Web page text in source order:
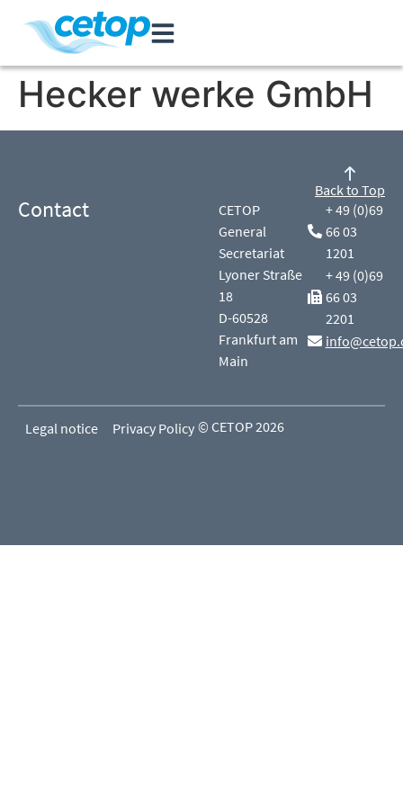
Hecker werke GmbH
Contact
CETOP
General
Secretariat
Lyoner Straße
18
D-60528
Frankfurt am
Main
+ 49 (0)69
66 03
1201
+ 49 (0)69
66 03
2201
Back to Top
Legal notice Privacy Policy © CETOP 2026